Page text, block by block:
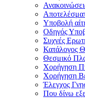
Υποβολή
Οδηγός
Συχνές
Κατάλογος
Θεσμικό
Χορήγηση
Χορήγηση
Έλεγχος
Που δίνω